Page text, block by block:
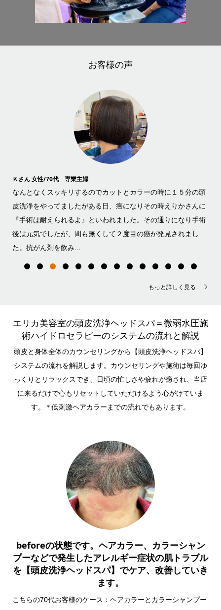
お客様の声
Ｋさん 女性/70代 専業主婦
なんとなくスッキリするのでカットとカラーの時に１５分の頭
皮洗浄をやってましたがある日、癌になりその時えりかさんに
『手術は耐えられるよ』といわれました。その通りになり手術
後は元気でしたが、間も無くして２度目の癌が発見されまし
た。抗がん剤を飲み...
もっと詳しく見る
エリカ美容室の頭皮洗浄ヘッドスパ＝微弱水圧施
術ハイドロセラピーのシステムの流れと解説
頭皮と身体全体のカウンセリングから【頭皮洗浄ヘッドスパ】
システムの流れを解説します。カウンセリングや施術は毎回ゆ
っくりとリラックスでき、日頃の忙しさや疲れが癒され、当店
に来るだけで心もリセットしていただけるよう心がけていま
す。＊低刺激ヘアカラーまでの流れでもあります。
beforeの状態です。ヘアカラー、カラーシャン
プーなどで発生したアレルギー症状の肌トラブル
を【頭皮洗浄ヘッドスパ】でケア、改善していき
ます。
こちらの70代お客様のケース：ヘアカラーとカラーシャンプー